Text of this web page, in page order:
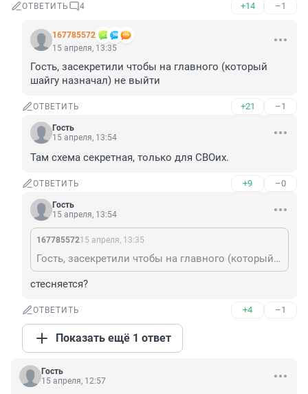
ОТВЕТИТЬ 4 +14 –1
167785572
15 апреля, 13:35
Гость, засекретили чтобы на главного (который
шайгу назначал) не выйти
ОТВЕТИТЬ +21 –1
Гость
15 апреля, 13:54
Там схема секретная, только для СВОих.
ОТВЕТИТЬ +9 –0
Гость
15 апреля, 13:54
16778557215 апреля, 13:35
Гость, засекретили чтобы на главного (который шайгу назначал) не выйти
стесняется?
ОТВЕТИТЬ +4 –1
Показать ещё 1 ответ
Гость
15 апреля, 12:57